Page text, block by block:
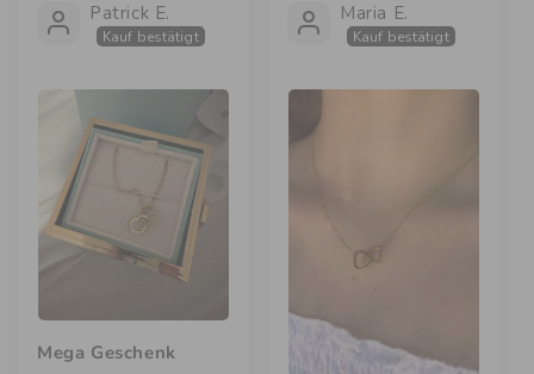
Patrick E.
Kauf bestätigt
Mega Geschenk
Maria E.
Kauf bestätigt